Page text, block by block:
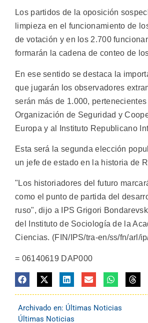
Los partidos de la oposición
limpieza en el funcionamiento de
de votación y en los 2.700
formarán la cadena de conteo de
En ese sentido se destaca la
que jugarán los observadores
serán más de 1.000, pertenecientes
Organización de Seguridad y
Europa y al Instituto Republicano
Esta será la segunda elección
un jefe de estado en la historia de
"Los historiadores del futuro
como el punto de partida del
ruso", dijo a IPS Grigori
del Instituto de Sociología de la
Ciencias. (FIN/IPS/tra-en/ss/fn/arl/
= 06140619 DAP000
Archivado en: Últimas Noticias
Últimas Noticias